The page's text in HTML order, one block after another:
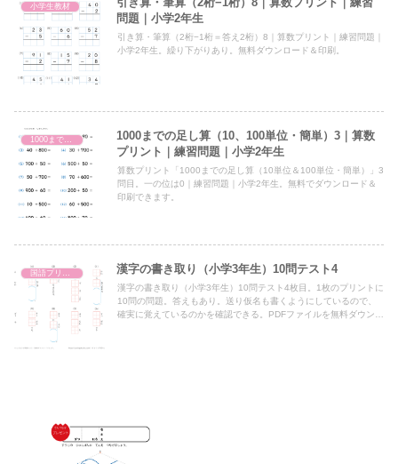
小学生教材
問題｜小学2年生
引き算・筆算（2桁−1桁＝答え2桁）8｜算数プリント｜練習問題｜
小学2年生。繰り下がりあり。無料ダウンロード＆印刷。
1000までの足し算（10、100単位）
1000までの足し算（10、100単位・簡単）3｜算数
プリント｜練習問題｜小学2年生
算数プリント「1000までの足し算（10単位＆100単位・簡単）」3
問目。一の位は0｜練習問題｜小学2年生。無料でダウンロード＆
印刷できます。
国語プリント 漢字の書き取り（小学3年生）10問テスト4
漢字の書き取り（小学3年生）10問テスト4枚目。1枚のプリントに
10問の問題。答えもあり。送り仮名も書くようにしているので、
確実に覚えているのかを確認できる。PDFファイルを無料ダウンロ